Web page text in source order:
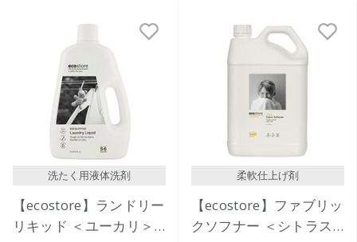
洗たく用液体洗剤
【ecostore】ランドリー
リキッド ＜ユーカリ＞
柔軟仕上げ剤
【ecostore】ファブリッ
クソフナー ＜シトラス